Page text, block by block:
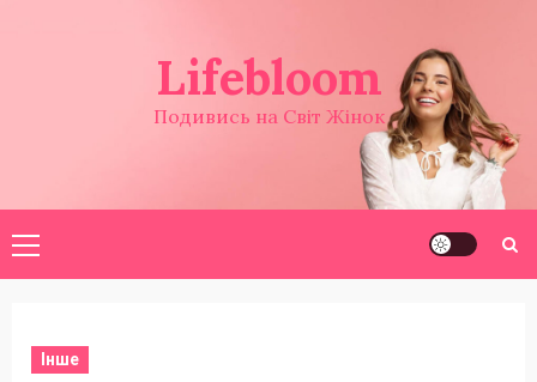
Lifebloom
Подивись на Світ Жінок
Головне
меню
Інше